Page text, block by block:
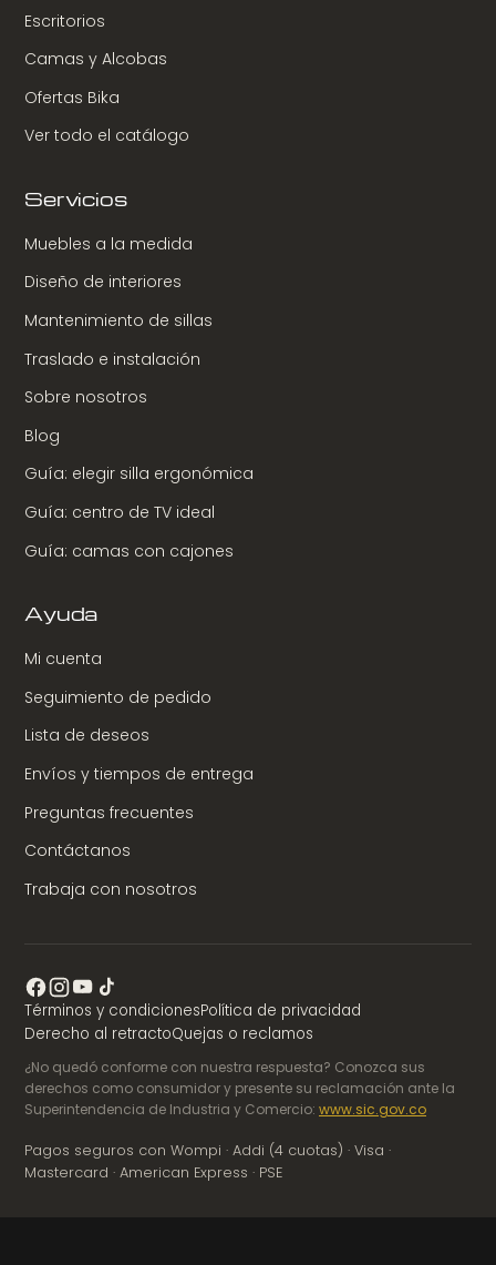
Escritorios
Camas y Alcobas
Ofertas Bika
Ver todo el catálogo
Servicios
Muebles a la medida
Diseño de interiores
Mantenimiento de sillas
Traslado e instalación
Sobre nosotros
Blog
Guía: elegir silla ergonómica
Guía: centro de TV ideal
Guía: camas con cajones
Ayuda
Mi cuenta
Seguimiento de pedido
Lista de deseos
Envíos y tiempos de entrega
Preguntas frecuentes
Contáctanos
Trabaja con nosotros
Términos y condicionesPolítica de privacidad
Derecho al retractoQuejas o reclamos
¿No quedó conforme con nuestra respuesta? Conozca sus
derechos como consumidor y presente su reclamación ante la
Superintendencia de Industria y Comercio: www.sic.gov.co
Pagos seguros con Wompi · Addi (4 cuotas) · Visa ·
Mastercard · American Express · PSE